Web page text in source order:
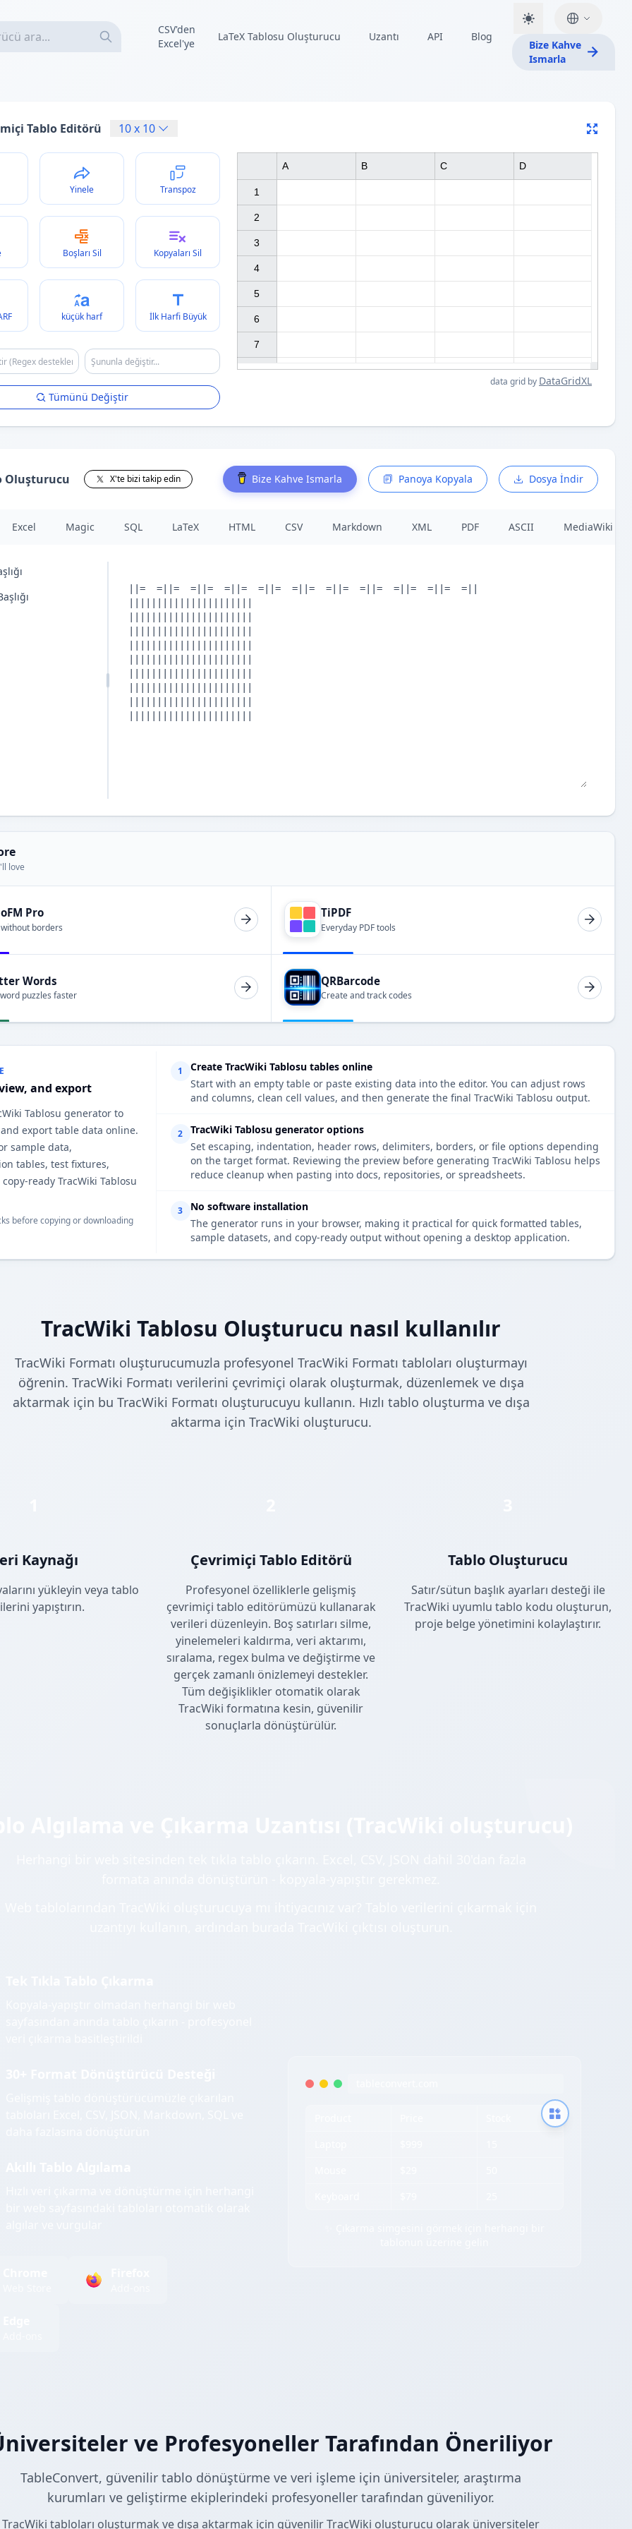
CSV'den
Excel'ye
LaTeX Tablosu Oluşturucu Uzantı API Blog
Bize Kahve
Ismarla
Tablo Editörü 10x 10
Yinele Transpoz
Boşları Sil Kopyaları Sil
küçük harf İlk Harfi Büyük
Tümünü Değiştir
data grid by DataGridXL
1
2
3
4
5
6
7
A B C D
Oluşturucu X'te bizi takip edin Bize Kahve Ismarla Panoya Kopyala Dosya İndir
Excel Magic SQL LaTeX HTML CSV Markdown XML PDF ASCII MediaWiki
love
Pro
borders
TiPDF
Everyday PDF tools
Words
puzzles faster
QRBarcode
Create and track codes
and export
Tablosu generator to
export table data online.
sample data,
tables, test fixtures,
ready TracWiki Tablosu
before copying or downloading
1
Create TracWiki Tablosu tables online
Start with an empty table or paste existing data into the editor. You can adjust rows
and columns, clean cell values, and then generate the final TracWiki Tablosu output.
2
TracWiki Tablosu generator options
Set escaping, indentation, header rows, delimiters, borders, or file options depending
on the target format. Reviewing the preview before generating TracWiki Tablosu helps
reduce cleanup when pasting into docs, repositories, or spreadsheets.
3
No software installation
The generator runs in your browser, making it practical for quick formatted tables,
sample datasets, and copy-ready output without opening a desktop application.
TracWiki Tablosu Oluşturucu nasıl kullanılır
TracWiki Formatı oluşturucumuzla profesyonel TracWiki Formatı tabloları oluşturmayı
öğrenin. TracWiki Formatı verilerini çevrimiçi olarak oluşturmak, düzenlemek ve dışa
aktarmak için bu TracWiki Formatı oluşturucuyu kullanın. Hızlı tablo oluşturma ve dışa
aktarma için TracWiki oluşturucu.
Kaynağı
yükleyin veya tablo
yapıştırın.
Çevrimiçi Tablo Editörü
Profesyonel özelliklerle gelişmiş
çevrimiçi tablo editörümüzü kullanarak
verileri düzenleyin. Boş satırları silme,
yinelemeleri kaldırma, veri aktarımı,
sıralama, regex bulma ve değiştirme ve
gerçek zamanlı önizlemeyi destekler.
Tüm değişiklikler otomatik olarak
TracWiki formatına kesin, güvenilir
sonuçlarla dönüştürülür.
Tablo Oluşturucu
Satır/sütun başlık ayarları desteği ile
TracWiki uyumlu tablo kodu oluşturun,
proje belge yönetimini kolaylaştırır.
ve Profesyoneller Tarafından Öneriliyor
TableConvert, güvenilir tablo dönüştürme ve veri işleme için üniversiteler, araştırma
kurumları ve geliştirme ekiplerindeki profesyoneller tarafından güveniliyor.
TracWiki tabloları oluşturmak ve dışa aktarmak için güvenilir TracWiki oluşturucu olarak üniversiteler